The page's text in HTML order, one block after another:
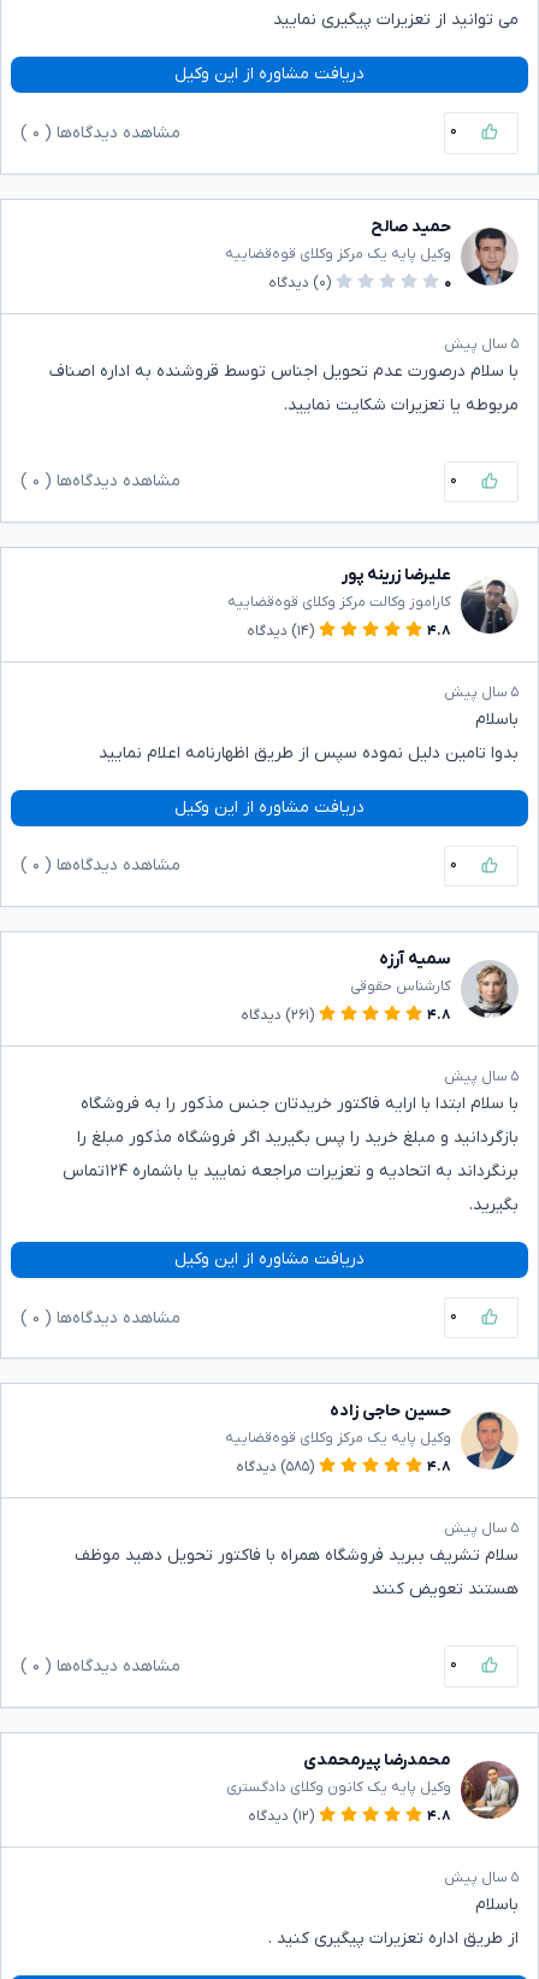
می توانید از تعزیرات پیگیری نمایید
دریافت مشاوره از این وکیل
۰ مشاهده دیدگاه‌ها ( ۰
حمید صالح
وکیل پایه یک مرکز وکلای قوه‌قضاییه
۰
(۰) دیدگاه
۵ سال پیش
با سلام درصورت عدم تحویل اجناس توسط قروشنده به اداره اصناف
مربوطه یا تعزیرات شکایت نمایید.
۰ مشاهده دیدگاه‌ها ( ۰
علیرضا زرینه پور
کاراموز وکالت مرکز وکلای قوه‌قضاییه
۴.۸
(۱۴) دیدگاه
۵ سال پیش
باسلام
بدوا تامین دلیل نموده سپس از طریق اظهارنامه اعلام نمایید
دریافت مشاوره از این وکیل
۰ مشاهده دیدگاه‌ها ( ۰
سمیه آرزه
کارشناس حقوقی
۴.۸
(۲۶۱) دیدگاه
۵ سال پیش
با سلام ابتدا با ارایه فاکتور خریدتان جنس مذکور را به فروشگاه
بازگردانید و مبلغ خرید را پس بگیرید اگر فروشگاه مذکور مبلغ را
برنگرداند به اتحادیه و تعزیرات مراجعه نمایید یا باشماره ۱۲۴تماس
بگیرید.
دریافت مشاوره از این وکیل
۰ مشاهده دیدگاه‌ها ( ۰
حسین حاجی زاده
وکیل پایه یک مرکز وکلای قوه‌قضاییه
۴.۸
(۵۸۵) دیدگاه
۵ سال پیش
سلام تشریف ببرید فروشگاه همراه با فاکتور تحویل دهید موظف
هستند تعویض کنند
۰ مشاهده دیدگاه‌ها ( ۰
محمدرضا پیرمحمدی
وکیل پایه یک کانون وکلای دادگستری
۴.۸
(۱۲) دیدگاه
۵ سال پیش
باسلام
از طریق اداره تعزیرات پیگیری کنید .